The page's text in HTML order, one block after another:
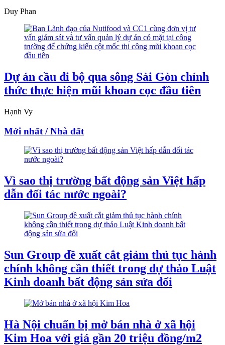
Duy Phan
Dự án cầu đi bộ qua sông Sài Gòn chính
thức thực hiện mũi khoan cọc đầu tiên
Hạnh Vy
Mới nhất / Nhà đất
Vì sao thị trường bất động sản Việt hấp
dẫn đối tác nước ngoài?
Sun Group đề xuất cắt giảm thủ tục hành
chính không cần thiết trong dự thảo Luật
Kinh doanh bất động sản sửa đổi
Hà Nội chuẩn bị mở bán nhà ở xã hội
Kim Hoa với giá gần 20 triệu đồng/m2